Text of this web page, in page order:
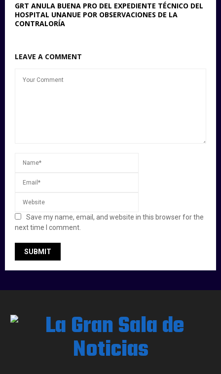
GRT ANULA BUENA PRO DEL EXPEDIENTE TÉCNICO DEL
HOSPITAL UNANUE POR OBSERVACIONES DE LA
CONTRALORÍA
LEAVE A COMMENT
Save my name, email, and website in this browser for the
next time I comment.